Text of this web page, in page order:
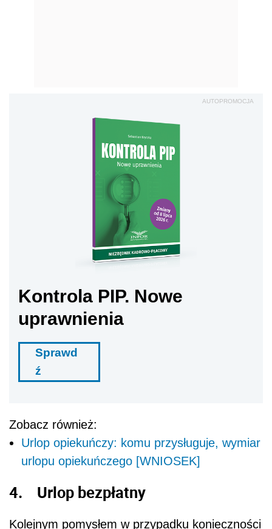
AUTOPROMOCJA
Kontrola PIP. Nowe
uprawnienia
Sprawd
ź
Zobacz również:
Urlop opiekuńczy: komu przysługuje, wymiar
urlopu opiekuńczego [WNIOSEK]
4. Urlop bezpłatny
Kolejnym pomysłem w przypadku konieczności